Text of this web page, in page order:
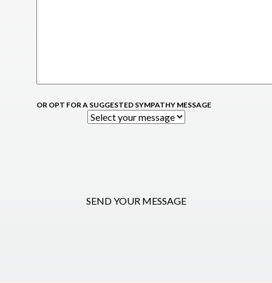
OR OPT FOR A SUGGESTED SYMPATHY MESSAGE
SEND YOUR MESSAGE